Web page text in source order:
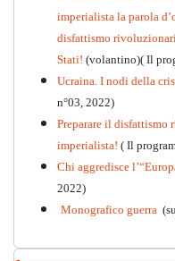
imperialista la parola
disfattismo
Stati! (volantino)( Il
Ucraina. I nodi della
n°03, 2022)
Preparare il disfattismo
imperialista! ( Il
Chi aggredisce
2022)
Monografico guerra